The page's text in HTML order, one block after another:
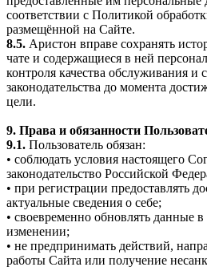
соответствии с Политикой
размещённой на Сайте.
8.5. Аристон вправе сохранять
чате и содержащиеся в ней
контроля качества обслуживания и
законодательства до момента
цели.
9. Права и обязанности
9.1. Пользователь обязан:
• соблюдать условия настоящего
законодательство Российской
• при регистрации предоставлять
актуальные сведения о себе;
• своевременно обновлять данные
изменении;
• не предпринимать действий,
работы Сайта или получение